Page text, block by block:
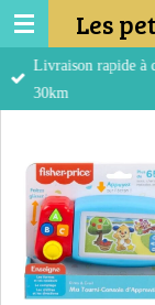
Passer
au
contenu
Les
Livraison rapide à
30km